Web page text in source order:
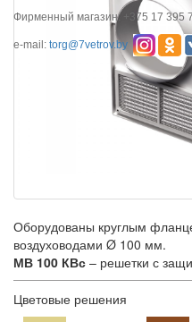
Оборудованы круглым
воздуховодами Ø 100 мм.
МВ 100 КВс – решетки с
Цветовые решения
Фирменный магазин: +375 17 395
e-mail: torg@7vetrov.by